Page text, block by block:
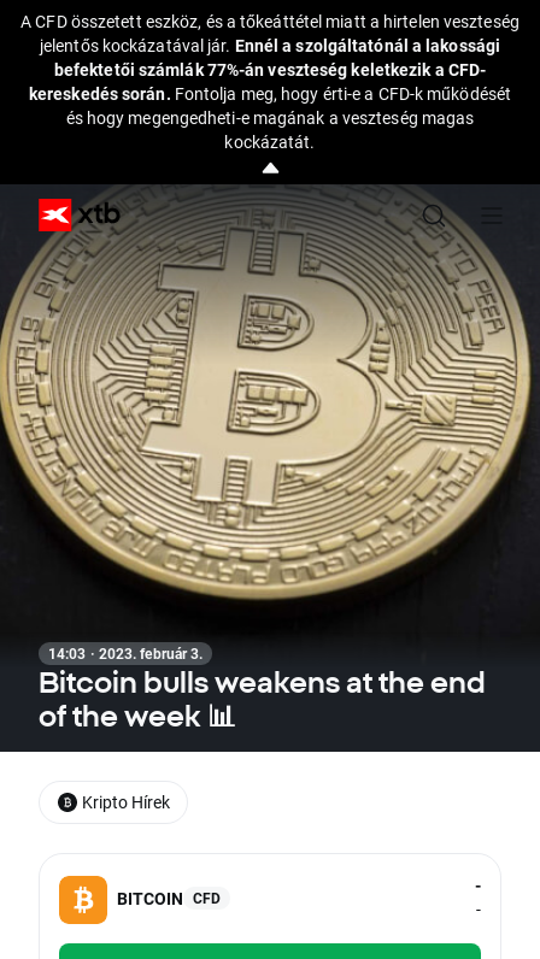
A CFD összetett eszköz, és a tőkeáttétel miatt a hirtelen veszteség
jelentős kockázatával jár. Ennél a szolgáltatónál a lakossági
befektetői számlák 77%-án veszteség keletkezik a CFD-
kereskedés során. Fontolja meg, hogy érti-e a CFD-k működését
és hogy megengedheti-e magának a veszteség magas
kockázatát.
14:03 · 2023. február 3.
Bitcoin bulls weakens at the end
of the week 📊
BITCOIN CFD
-
-
Kripto Hírek